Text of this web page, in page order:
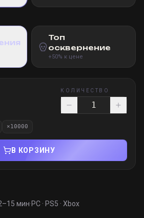
Топ
осквернение
+50% к цене
КОЛИЧЕСТВО
×10000
В КОРЗИНУ
мин·PC · PS5 · Xbox